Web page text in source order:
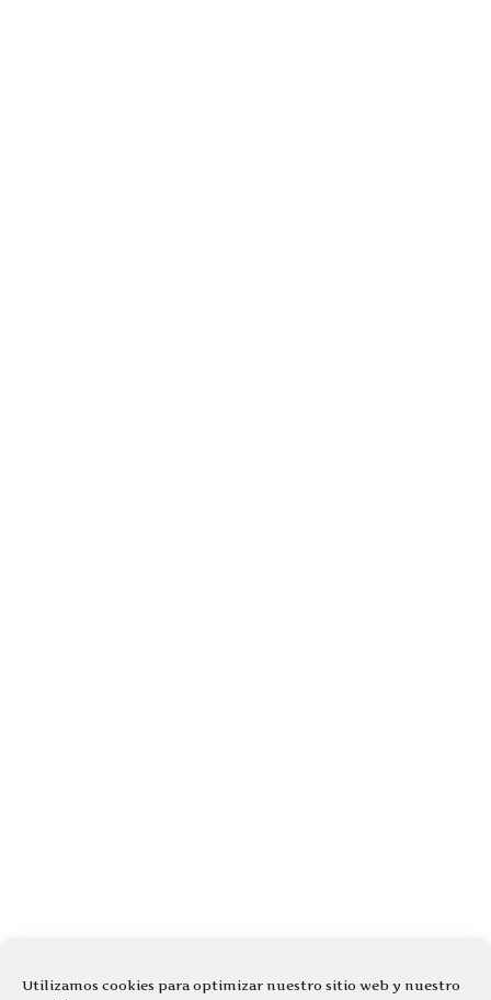
Utilizamos cookies para optimizar nuestro sitio web y nuestro